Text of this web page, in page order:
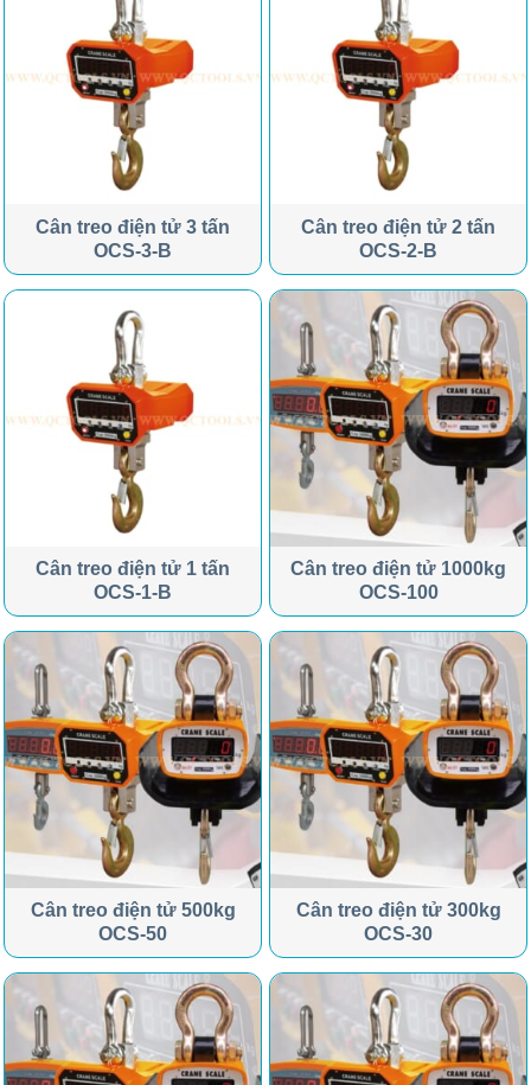
Cân treo điện tử 3 tấn
OCS-3-B
Cân treo điện tử 2 tấn
OCS-2-B
Cân treo điện tử 1 tấn
OCS-1-B
Cân treo điện tử 1000kg
OCS-100
Cân treo điện tử 500kg
OCS-50
Cân treo điện tử 300kg
OCS-30